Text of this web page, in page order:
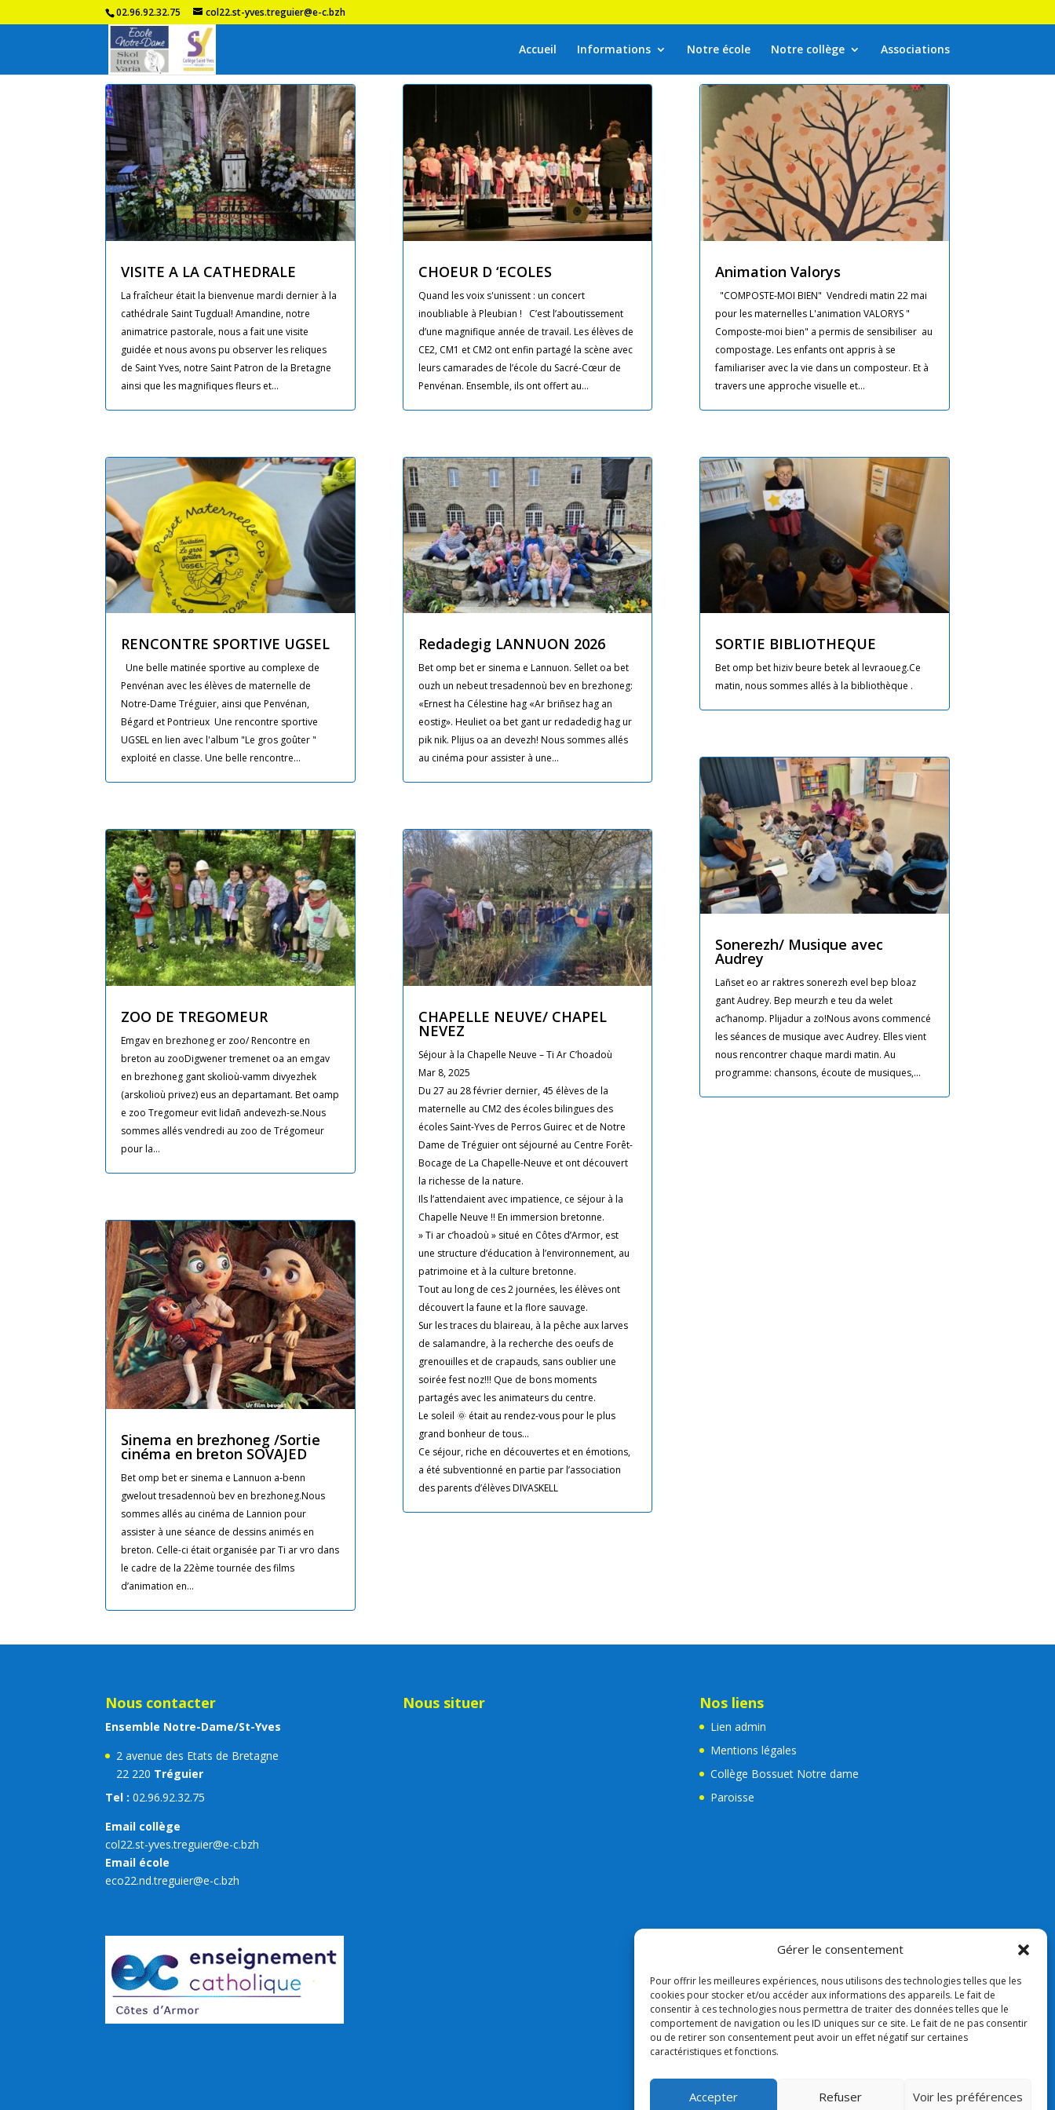
Gérer le consentement
Pour offrir les meilleures expériences, nous utilisons des technologies telles que les
cookies pour stocker et/ou accéder aux informations des appareils. Le fait de
consentir à ces technologies nous permettra de traiter des données telles que le
comportement de navigation ou les ID uniques sur ce site. Le fait de ne pas consentir
ou de retirer son consentement peut avoir un effet négatif sur certaines
caractéristiques et fonctions.
Accepter Refuser Voir les préférences
02.96.92.32.75 col22.st-yves.treguier@e-c.bzh
Accueil Informations Notre école Notre collège Associations
VISITE A LA CATHEDRALE
La fraîcheur était la bienvenue mardi dernier à la
cathédrale Saint Tugdual! Amandine, notre
animatrice pastorale, nous a fait une visite
guidée et nous avons pu observer les reliques
de Saint Yves, notre Saint Patron de la Bretagne
ainsi que les magnifiques fleurs et...
RENCONTRE SPORTIVE UGSEL
Une belle matinée sportive au complexe de
Penvénan avec les élèves de maternelle de
Notre-Dame Tréguier, ainsi que Penvénan,
Bégard et Pontrieux Une rencontre sportive
UGSEL en lien avec l'album "Le gros goûter "
exploité en classe. Une belle rencontre...
ZOO DE TREGOMEUR
Emgav en brezhoneg er zoo/ Rencontre en
breton au zooDigwener tremenet oa an emgav
en brezhoneg gant skolioù-vamm divyezhek
(arskolioù privez) eus an departamant. Bet oamp
e zoo Tregomeur evit lidañ andevezh-se.Nous
sommes allés vendredi au zoo de Trégomeur
pour la...
Sinema en brezhoneg /Sortie
cinéma en breton SOVAJED
Bet omp bet er sinema e Lannuon a-benn
gwelout tresadennoù bev en brezhoneg.Nous
sommes allés au cinéma de Lannion pour
assister à une séance de dessins animés en
breton. Celle-ci était organisée par Ti ar vro dans
le cadre de la 22ème tournée des films
d’animation en...
CHOEUR D ‘ECOLES
Quand les voix s'unissent : un concert
inoubliable à Pleubian ! C’est l’aboutissement
d’une magnifique année de travail. Les élèves de
CE2, CM1 et CM2 ont enfin partagé la scène avec
leurs camarades de l’école du Sacré-Cœur de
Penvénan. Ensemble, ils ont offert au...
Redadegig LANNUON 2026
Bet omp bet er sinema e Lannuon. Sellet oa bet
ouzh un nebeut tresadennoù bev en brezhoneg:
«Ernest ha Célestine hag «Ar briñsez hag an
eostig». Heuliet oa bet gant ur redadedig hag ur
pik nik. Plijus oa an devezh! Nous sommes allés
au cinéma pour assister à une...
CHAPELLE NEUVE/ CHAPEL
NEVEZ
Séjour à la Chapelle Neuve – Ti Ar C’hoadoù
Mar 8, 2025
Du 27 au 28 février dernier, 45 élèves de la
maternelle au CM2 des écoles bilingues des
écoles Saint-Yves de Perros Guirec et de Notre
Dame de Tréguier ont séjourné au Centre Forêt-
Bocage de La Chapelle-Neuve et ont découvert
la richesse de la nature.
Ils l’attendaient avec impatience, ce séjour à la
Chapelle Neuve !! En immersion bretonne.
» Ti ar c’hoadoù » situé en Côtes d’Armor, est
une structure d’éducation à l’environnement, au
patrimoine et à la culture bretonne.
Tout au long de ces 2 journées, les élèves ont
découvert la faune et la flore sauvage.
Sur les traces du blaireau, à la pêche aux larves
de salamandre, à la recherche des oeufs de
grenouilles et de crapauds, sans oublier une
soirée fest noz!!! Que de bons moments
partagés avec les animateurs du centre.
Le soleil 🌞 était au rendez-vous pour le plus
grand bonheur de tous…
Ce séjour, riche en découvertes et en émotions,
a été subventionné en partie par l’association
des parents d’élèves DIVASKELL
Animation Valorys
"COMPOSTE-MOI BIEN" Vendredi matin 22 mai
pour les maternelles L'animation VALORYS "
Composte-moi bien" a permis de sensibiliser au
compostage. Les enfants ont appris à se
familiariser avec la vie dans un composteur. Et à
travers une approche visuelle et...
SORTIE BIBLIOTHEQUE
Bet omp bet hiziv beure betek al levraoueg.Ce
matin, nous sommes allés à la bibliothèque .
Sonerezh/ Musique avec
Audrey
Lañset eo ar raktres sonerezh evel bep bloaz
gant Audrey. Bep meurzh e teu da welet
ac’hanomp. Plijadur a zo!Nous avons commencé
les séances de musique avec Audrey. Elles vient
nous rencontrer chaque mardi matin. Au
programme: chansons, écoute de musiques,...
Nous contacter
Ensemble Notre-Dame/St-Yves
2 avenue des Etats de Bretagne
22 220 Tréguier
Tel : 02.96.92.32.75
Email collège
col22.st-yves.treguier@e-c.bzh
Email école
eco22.nd.treguier@e-c.bzh
Nous situer Nos liens
Lien admin
Mentions légales
Collège Bossuet Notre dame
Paroisse